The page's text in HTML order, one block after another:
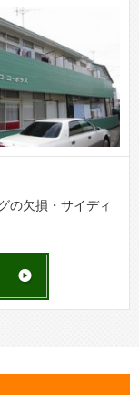
の欠損・サイディ